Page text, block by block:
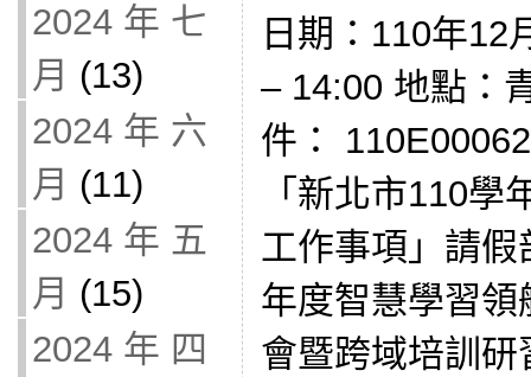
2024 年 七
月 (13)
2024 年 六
月 (11)
2024 年 五
月 (15)
2024 年 四
日期：110年12
– 14:00 地點：
件：
「新北市110學
工作事項」請
年度智慧學習
會暨跨域培訓